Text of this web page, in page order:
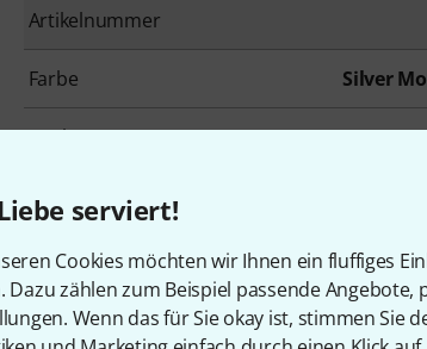
serviert!
Cookies möchten wir Ihnen ein fluffiges
Dazu zählen zum Beispiel passende
Wenn das für Sie okay ist, stimmen Sie
Artikelnummer
Farbe Silver
Decke
Griffbrett
Mensur
Tremolo